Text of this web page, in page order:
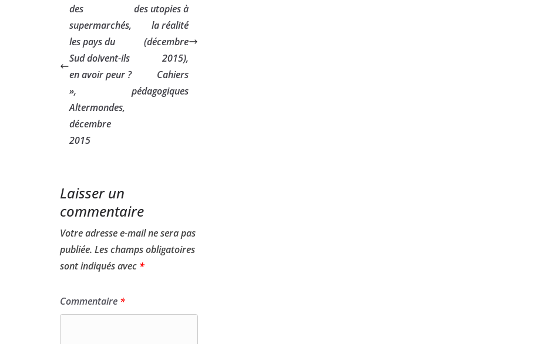
des
supermarchés,
les pays du
Sud doivent-ils
en avoir peur ?
»,
Altermondes,
décembre
2015
des utopies à
la réalité
(décembre
2015),
Cahiers
pédagogiques
Laisser un
commentaire
Votre adresse e-mail ne sera pas
publiée. Les champs obligatoires
sont indiqués avec *
Commentaire *